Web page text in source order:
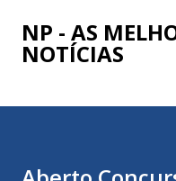
Pular para
NP - AS
NOTÍCIAS